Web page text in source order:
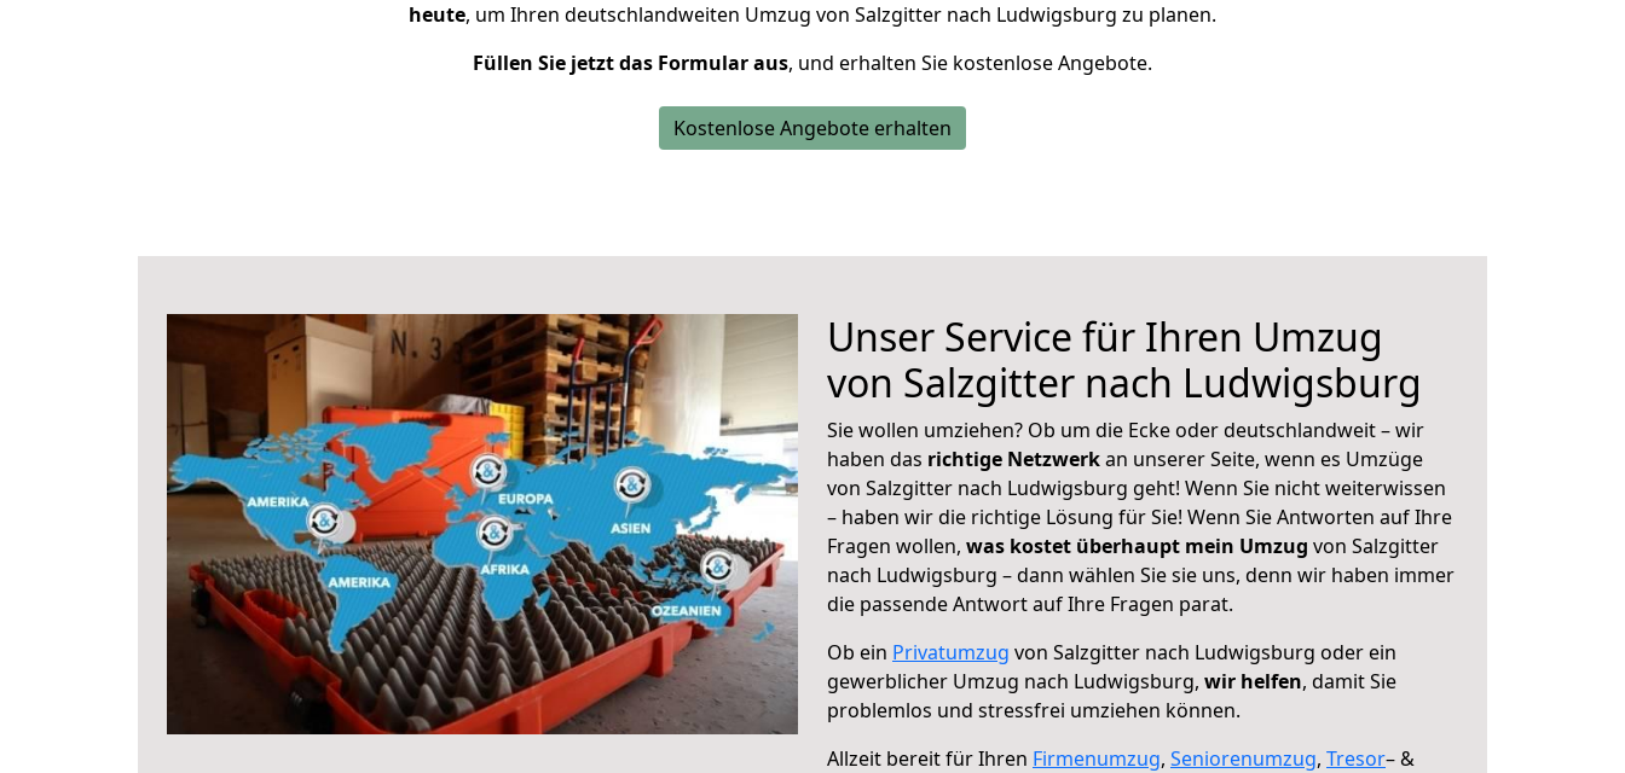
heute, um Ihren deutschlandweiten Umzug von Salzgitter nach Ludwigsburg zu planen.
Füllen Sie jetzt das Formular aus, und erhalten Sie kostenlose Angebote.
Kostenlose Angebote erhalten
Unser Service für Ihren Umzug
von Salzgitter nach Ludwigsburg
Sie wollen umziehen? Ob um die Ecke oder deutschlandweit – wir
haben das richtige Netzwerkan unserer Seite, wenn es Umzüge
von Salzgitter nach Ludwigsburg geht! Wenn Sie nicht weiterwissen
– haben wir die richtige Lösung für Sie! Wenn Sie Antworten auf Ihre
Fragen wollen, was kostet überhaupt mein Umzug von Salzgitter
nach Ludwigsburg – dann wählen Sie sie uns, denn wir haben immer
die passende Antwort auf Ihre Fragen parat.
Ob ein Privatumzug von Salzgitter nach Ludwigsburg oder ein
gewerblicher Umzug nach Ludwigsburg, wir helfen, damit Sie
problemlos und stressfrei umziehen können.
Allzeit bereit für Ihren Firmenumzug, Seniorenumzug, Tresor– &